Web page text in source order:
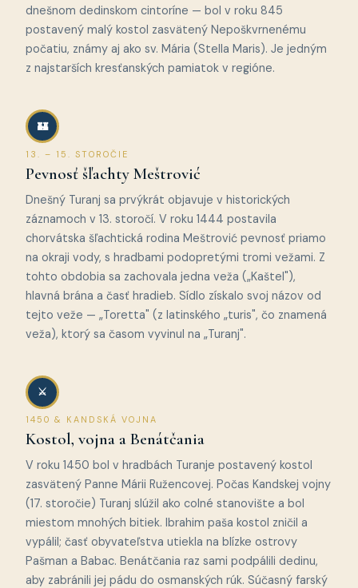
dnešnom dedinskom cintoríne — bol v roku 845
postavený malý kostol zasvätený Nepoškvrnenému
počatiu, známy aj ako sv. Mária (Stella Maris). Je jedným
z najstarších kresťanských pamiatok v regióne.
🏰
13. – 15. STOROČIE
Pevnosť šľachty Meštrović
Dnešný Turanj sa prvýkrát objavuje v historických
záznamoch v 13. storočí. V roku 1444 postavila
chorvátska šľachtická rodina Meštrović pevnosť priamo
na okraji vody, s hradbami podopretými tromi vežami. Z
tohto obdobia sa zachovala jedna veža („Kaštel"),
hlavná brána a časť hradieb. Sídlo získalo svoj názov od
tejto veže — „Toretta" (z latinského „turis", čo znamená
veža), ktorý sa časom vyvinul na „Turanj".
⚔️
1450 & KANDSKÁ VOJNA
Kostol, vojna a Benátčania
V roku 1450 bol v hradbách Turanje postavený kostol
zasvätený Panne Márii Ružencovej. Počas Kandskej vojny
(17. storočie) Turanj slúžil ako colné stanovište a bol
miestom mnohých bitiek. Ibrahim paša kostol zničil a
vypálil; časť obyvateľstva utiekla na blízke ostrovy
Pašman a Babac. Benátčania raz sami podpálili dedinu,
aby zabránili jej pádu do osmanských rúk. Súčasný farský